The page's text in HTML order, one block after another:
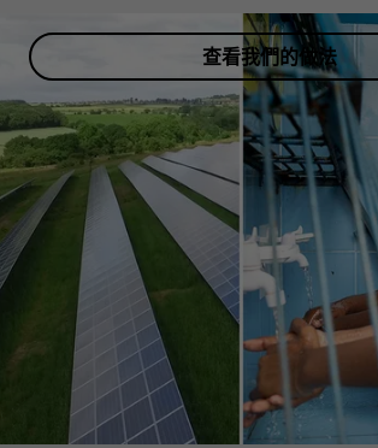
查看我們的做法